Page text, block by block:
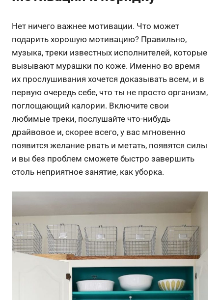
Нет ничего важнее мотивации. Что может
подарить хорошую мотивацию? Правильно,
музыка, треки известных исполнителей, которые
вызывают мурашки по коже. Именно во время
их прослушивания хочется доказывать всем, и в
первую очередь себе, что ты не просто организм,
поглощающий калории. Включите свои
любимые треки, послушайте что-нибудь
драйвовое и, скорее всего, у вас мгновенно
появится желание рвать и метать, появятся силы
и вы без проблем сможете быстро завершить
столь неприятное занятие, как уборка.